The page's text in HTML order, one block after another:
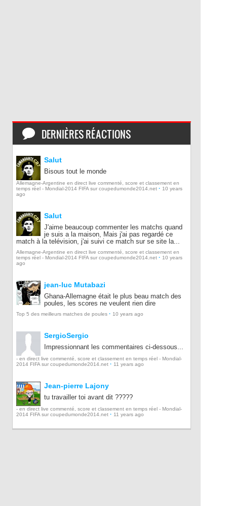
DERNIÈRES RÉACTIONS
Salut
Bisous tout le monde
Allemagne-Argentine en direct live commenté, score et classement en
temps réel - Mondial-2014 FIFA sur coupedumonde2014.net · 10 years
ago
Salut
J'aime beaucoup commenter les matchs quand
je suis a la maison, Mais j'ai pas regardé ce
match à la telévision, j'ai suivi ce match sur se site la...
Allemagne-Argentine en direct live commenté, score et classement en
temps réel - Mondial-2014 FIFA sur coupedumonde2014.net · 10 years
ago
jean-luc Mutabazi
Ghana-Allemagne était le plus beau match des
poules, les scores ne veulent rien dire
Top 5 des meilleurs matches de poules · 10 years ago
SergioSergio
Impressionnant les commentaires ci-dessous...
- en direct live commenté, score et classement en temps réel - Mondial-
2014 FIFA sur coupedumonde2014.net · 11 years ago
Jean-pierre Lajony
tu travailler toi avant dit ?????
- en direct live commenté, score et classement en temps réel - Mondial-
2014 FIFA sur coupedumonde2014.net · 11 years ago